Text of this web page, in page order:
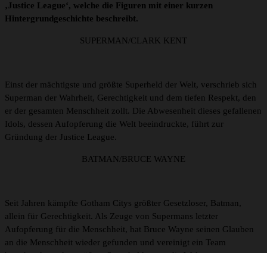
‚Justice League‘, welche die Figuren mit einer kurzen
Hintergrundgeschichte beschreibt.
SUPERMAN/CLARK KENT
Einst der mächtigste und größte Superheld der Welt, verschrieb sich
Superman der Wahrheit, Gerechtigkeit und dem tiefen Respekt, den
er der gesamten Menschheit zollt. Die Abwesenheit dieses gefallenen
Idols, dessen Aufopferung die Welt beeindruckte, führt zur
Gründung der Justice League.
BATMAN/BRUCE WAYNE
Seit Jahren kämpfte Gotham Citys größter Gesetzloser, Batman,
allein für Gerechtigkeit. Als Zeuge von Supermans letzter
Aufopferung für die Menschheit, hat Bruce Wayne seinen Glauben
an die Menschheit wieder gefunden und vereinigt ein Team